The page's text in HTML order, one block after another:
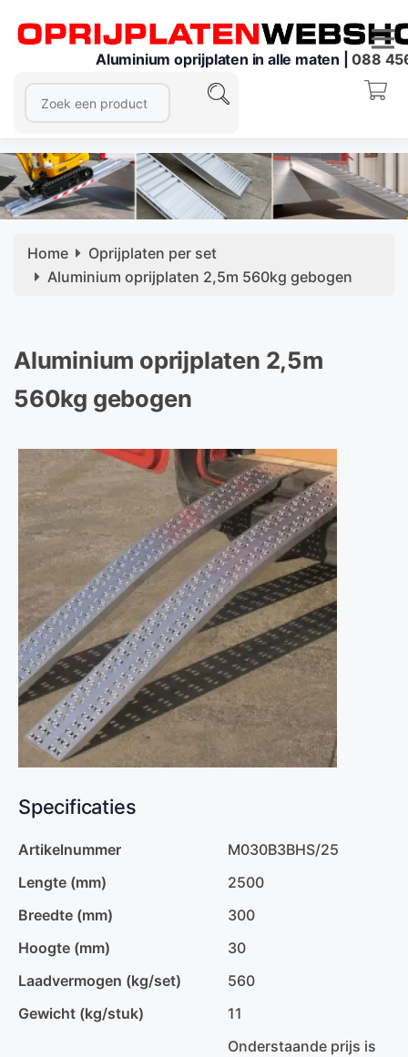
Aluminium oprijplaten in alle maten |088
Home
Oprijplaten per set
Aluminium oprijplaten 2,5m 560kg gebogen
Aluminium oprijplaten 2,5m
560kg gebogen
Specificaties
Artikelnummer
M030B3BHS/25
Lengte (mm)
2500
Breedte (mm)
300
Hoogte (mm)
30
Laadvermogen (kg/set)
560
Gewicht (kg/stuk)
11
Onderstaande prijs is